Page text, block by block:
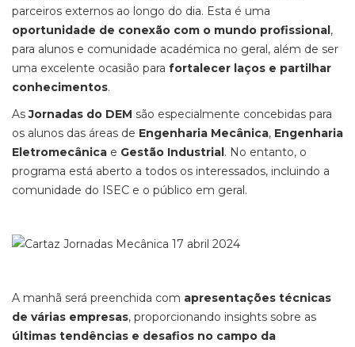
parceiros externos ao longo do dia. Esta é uma
oportunidade de conexão com o mundo profissional,
para alunos e comunidade académica no geral, além de ser
uma excelente ocasião para fortalecer laços e partilhar
conhecimentos.
AsJornadas do DEM são especialmente concebidas para
os alunos das áreas de Engenharia Mecânica, Engenharia
Eletromecânica e Gestão Industrial. No entanto, o
programa está aberto a todos os interessados, incluindo a
comunidade do ISEC e o público em geral.
A manhã será preenchida com apresentações técnicas
de várias empresas, proporcionando insights sobre as
últimas tendências e desafios no campo da